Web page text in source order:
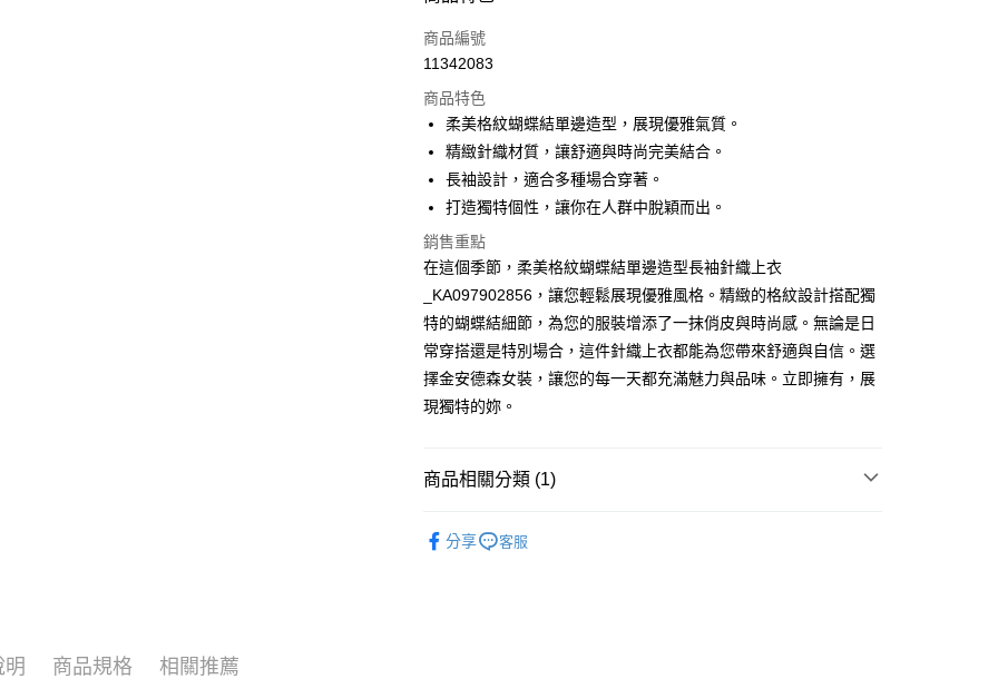
信用卡一次付款
Apple Pay
街口支付
悠遊付
ATM付款
運送方式
付款後全家取貨
每筆NT$60，滿NT$1,000(含以上)免運費
商品編號
11342083
商品特色
柔美格紋蝴蝶結單邊造型，展現優雅氣質。
精緻針織材質，讓舒適與時尚完美結合。
長袖設計，適合多種場合穿著。
打造獨特個性，讓你在人群中脫穎而出。
銷售重點
在這個季節，柔美格紋蝴蝶結單邊造型長袖針織上衣
_KA097902856，讓您輕鬆展現優雅風格。精緻的格紋設計搭配獨
特的蝴蝶結細節，為您的服裝增添了一抹俏皮與時尚感。無論是日
常穿搭還是特別場合，這件針織上衣都能為您帶來舒適與自信。選
擇金安德森女裝，讓您的每一天都充滿魅力與品味。立即擁有，展
現獨特的妳。
商品相關分類 (1)
分享
客服
明 商品規格 相關推薦